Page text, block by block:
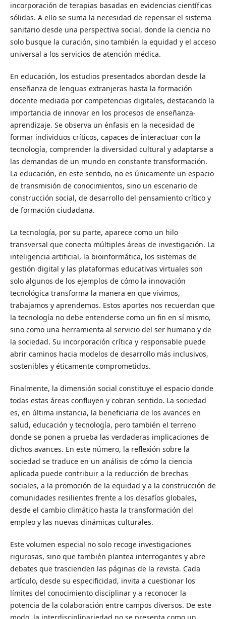
incorporación de terapias basadas en evidencias científicas
sólidas. A ello se suma la necesidad de repensar el sistema
sanitario desde una perspectiva social, donde la ciencia no
solo busque la curación, sino también la equidad y el acceso
universal a los servicios de atención médica.
En educación, los estudios presentados abordan desde la
enseñanza de lenguas extranjeras hasta la formación
docente mediada por competencias digitales, destacando la
importancia de innovar en los procesos de enseñanza-
aprendizaje. Se observa un énfasis en la necesidad de
formar individuos críticos, capaces de interactuar con la
tecnología, comprender la diversidad cultural y adaptarse a
las demandas de un mundo en constante transformación.
La educación, en este sentido, no es únicamente un espacio
de transmisión de conocimientos, sino un escenario de
construcción social, de desarrollo del pensamiento crítico y
de formación ciudadana.
La tecnología, por su parte, aparece como un hilo
transversal que conecta múltiples áreas de investigación. La
inteligencia artificial, la bioinformática, los sistemas de
gestión digital y las plataformas educativas virtuales son
solo algunos de los ejemplos de cómo la innovación
tecnológica transforma la manera en que vivimos,
trabajamos y aprendemos. Estos aportes nos recuerdan que
la tecnología no debe entenderse como un fin en sí mismo,
sino como una herramienta al servicio del ser humano y de
la sociedad. Su incorporación crítica y responsable puede
abrir caminos hacia modelos de desarrollo más inclusivos,
sostenibles y éticamente comprometidos.
Finalmente, la dimensión social constituye el espacio donde
todas estas áreas confluyen y cobran sentido. La sociedad
es, en última instancia, la beneficiaria de los avances en
salud, educación y tecnología, pero también el terreno
donde se ponen a prueba las verdaderas implicaciones de
dichos avances. En este número, la reflexión sobre la
sociedad se traduce en un análisis de cómo la ciencia
aplicada puede contribuir a la reducción de brechas
sociales, a la promoción de la equidad y a la construcción de
comunidades resilientes frente a los desafíos globales,
desde el cambio climático hasta la transformación del
empleo y las nuevas dinámicas culturales.
Este volumen especial no solo recoge investigaciones
rigurosas, sino que también plantea interrogantes y abre
debates que trascienden las páginas de la revista. Cada
artículo, desde su especificidad, invita a cuestionar los
límites del conocimiento disciplinar y a reconocer la
potencia de la colaboración entre campos diversos. De este